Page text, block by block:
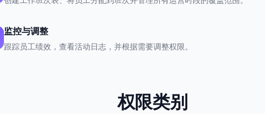
监控与调整
跟踪员工绩效，查看活动日志，并根据需要调整权限。
权限类别